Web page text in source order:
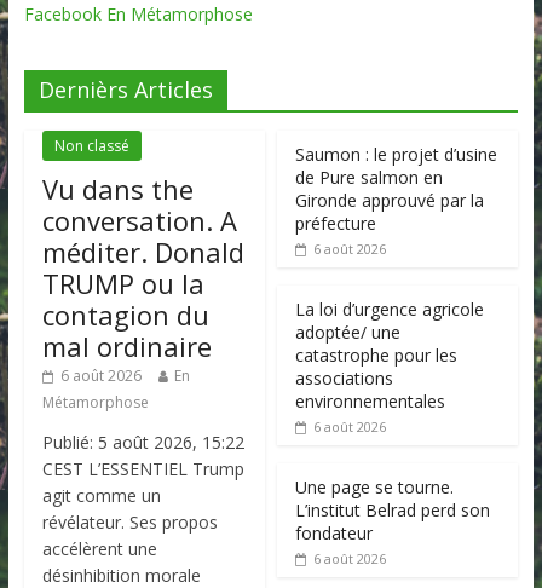
Facebook En Métamorphose
Dernièrs Articles
Non classé
Vu dans the
conversation. A
méditer. Donald
TRUMP ou la
contagion du
mal ordinaire
6 août 2026
En
Métamorphose
Publié: 5 août 2026, 15:22
CEST L’ESSENTIEL Trump
agit comme un
révélateur. Ses propos
accélèrent une
désinhibition morale
Saumon : le projet d’usine
de Pure salmon en
Gironde approuvé par la
préfecture
6 août 2026
La loi d’urgence agricole
adoptée/ une
catastrophe pour les
associations
environnementales
6 août 2026
Une page se tourne.
L’institut Belrad perd son
fondateur
6 août 2026